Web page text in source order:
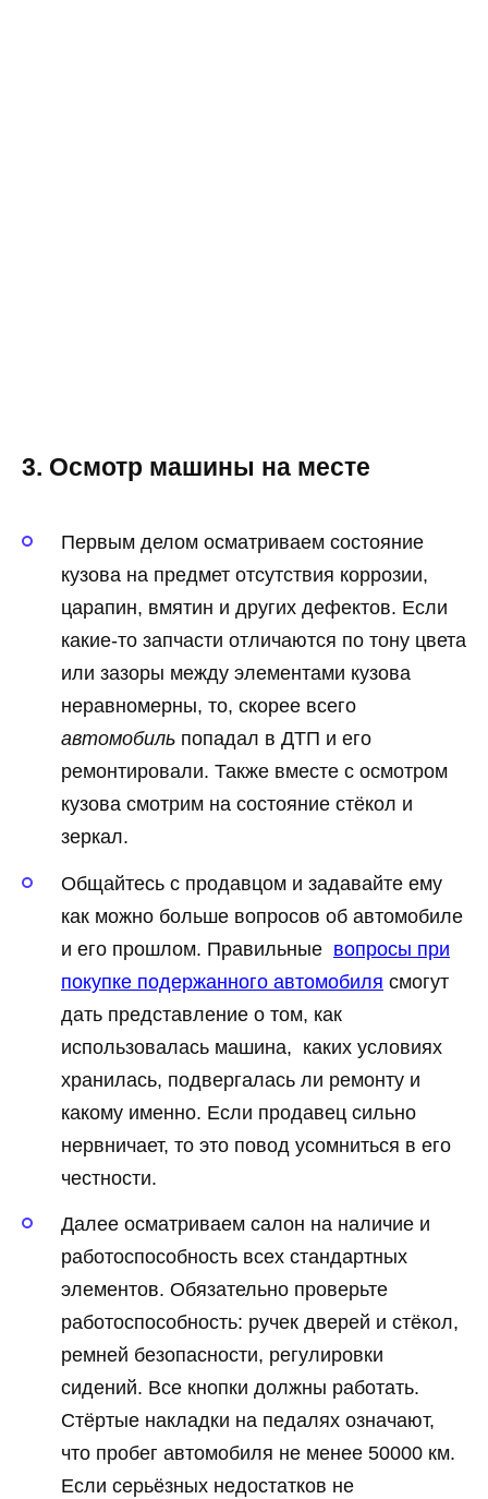
3. Осмотр машины на месте
Первым делом осматриваем состояние
кузова на предмет отсутствия коррозии,
царапин, вмятин и других дефектов. Если
какие-то запчасти отличаются по тону цвета
или зазоры между элементами кузова
неравномерны, то, скорее всего
автомобиль попадал в ДТП и его
ремонтировали. Также вместе с осмотром
кузова смотрим на состояние стёкол и
зеркал.
Общайтесь с продавцом и задавайте ему
как можно больше вопросов об автомобиле
и его прошлом. Правильные вопросы при
покупке подержанного автомобиля смогут
дать представление о том, как
использовалась машина, каких условиях
хранилась, подвергалась ли ремонту и
какому именно. Если продавец сильно
нервничает, то это повод усомниться в его
честности.
Далее осматриваем салон на наличие и
работоспособность всех стандартных
элементов. Обязательно проверьте
работоспособность: ручек дверей и стёкол,
ремней безопасности, регулировки
сидений. Все кнопки должны работать.
Стёртые накладки на педалях означают,
что пробег автомобиля не менее 50000 км.
Если серьёзных недостатков не